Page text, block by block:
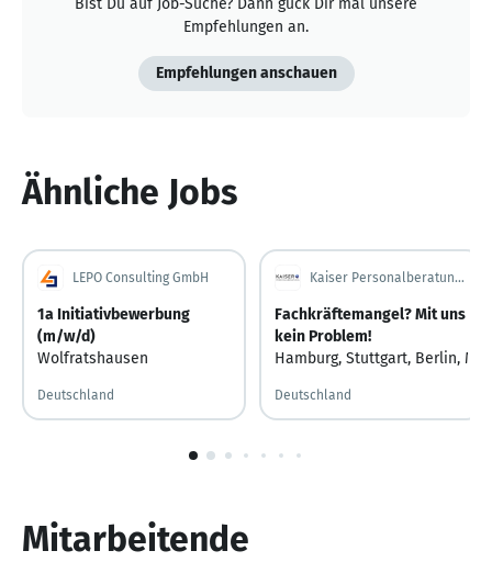
Bist Du auf Job-Suche? Dann guck Dir mal unsere
Empfehlungen an.
Empfehlungen anschauen
Ähnliche Jobs
LEPO Consulting GmbH
1a Initiativbewerbung
(m/w/d)
Wolfratshausen
Deutschland
Kaiser Personalberatung GmbH
Fachkräftemangel? Mit uns
kein Problem!
Hamburg, Stuttgart, Berlin,
Deutschland
Mitarbeitende